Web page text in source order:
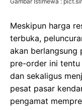
Meskipun harga
terbuka,
akan berlangsung
pre-order ini tentu
dan sekaligus
pesat pasar
pengamat